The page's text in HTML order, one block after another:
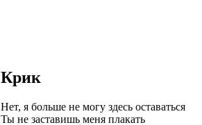
Крик
Нет, я больше не могу здесь оставаться
Ты не заставишь меня плакать